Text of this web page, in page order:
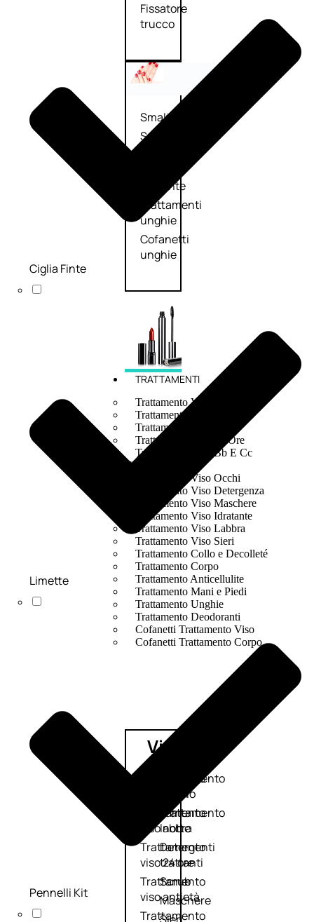
Fissatore
trucco
Smalto
Smalto
Solvente
Trattamenti
unghie
Cofanetti
unghie
TRATTAMENTI
Trattamento Viso Antieta
Trattamento Viso Giorno
Trattamento Viso Notte
Trattamento Viso 24 Ore
Trattamento Viso Bb E Cc
Cream
Trattamento Viso Occhi
Trattamento Viso Detergenza
Trattamento Viso Maschere
Trattamento Viso Idratante
Trattamento Viso Labbra
Trattamento Viso Sieri
Trattamento Collo e Decolleté
Trattamento Corpo
Trattamento Anticellulite
Trattamento Mani e Piedi
Trattamento Unghie
Trattamento Deodoranti
Cofanetti Trattamento Viso
Cofanetti Trattamento Corpo
Viso
Trattamento
viso giorno
Trattamento
viso notte
Trattamento
viso 24 ore
Trattamento
viso antietà
Trattamento
Trattamento
occhi
Trattamento
labbra
Detergenti
trattanti
Scrub
Maschere
Ciglia Finte
Limette
Pennelli Kit